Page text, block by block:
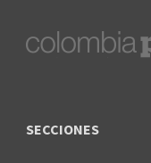
SECCIONES